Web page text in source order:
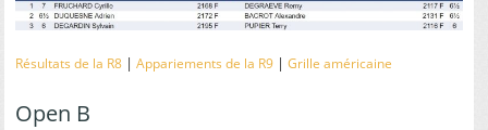
Résultats de la R8 |Appariements de la R9 |Grille américaine
Open B